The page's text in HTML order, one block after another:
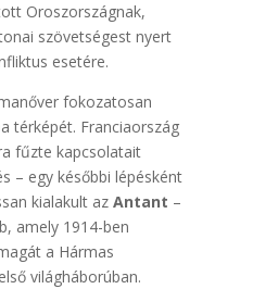
Oroszországnak,
szövetségest nyert
esetére.
fokozatosan
térképét. Franciaország
fűzte kapcsolatait
– egy későbbi lépésként
kialakult az Antant –
amely 1914-ben
a Hármas
világháborúban.